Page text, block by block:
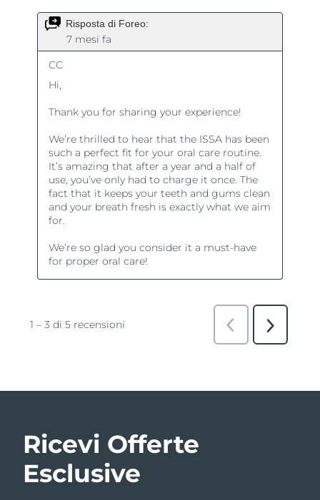
Ricevi Offerte
Esclusive